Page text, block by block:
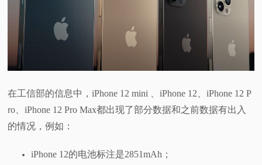
体
在工信部的信息中，iPhone 12 mini 、iPhone 12、iPhone 12 P
ro、iPhone 12 Pro Max都出现了部分数据和之前数据有出入
的情况，例如：
iPhone 12的电池标注是2851mAh；